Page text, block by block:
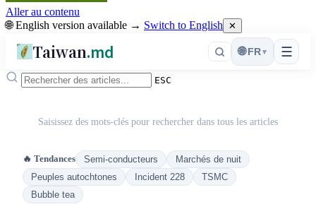
Aller au contenu
🌐 English version available → Switch to English ✕
Taiwan.md ☰
🌐 FR ▾
ESC
Saisissez des mots-clés pour rechercher dans tous les articles
🔥 Tendances Semi-conducteurs
Marchés de nuit
Peuples autochtones
Incident 228
TSMC
Bubble tea